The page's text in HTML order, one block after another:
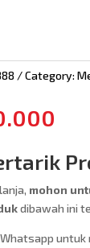
Category:
mohon
dibawah ini
untuk